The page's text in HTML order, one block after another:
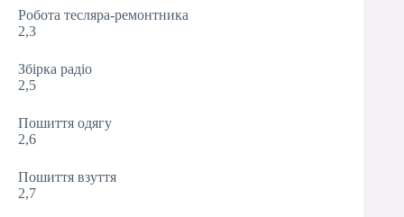
Робота тесляра-ремонтника
2,3
Збірка радіо
2,5
Пошиття одягу
2,6
Пошиття взуття
2,7